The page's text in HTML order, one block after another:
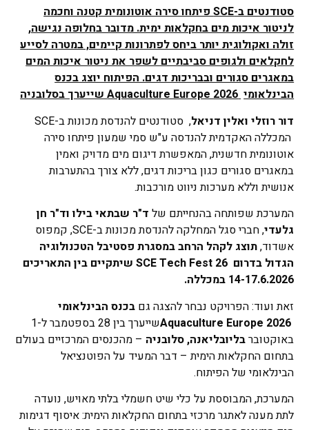
סטודנטים ב-SCEפיתחו סירה אוטונומית קטנה וחכמה
לניטור איכות מים בחקלאות ימית. מדובר בחלופה נגישה,
זולה ואקולוגית יותר ביחס לפתרונות קיימים, במטרה לסייע
לחקלאים ולגופים סביבתיים לשפר את ניטור איכות המים
במאגרים סגורים ובבריכות דגים. הפיתוח יוצג בכנס
הבינלאומי Aquaculture Europe 2026שייערך בסלובניה
דור רוזלי ואלין דניאל
, סטודנטים להנדסת מכונות ב-SCE
המכללה האקדמית להנדסה ע"ש סמי שמעון פיתחו סירה
אוטונומית חדשנית, המאפשרת דיגום מים מדויק ואמין
במאגרים סגורים כגון בריכות דגים, ללא צורך בהתערבות
אנושית וללא מערכות ניווט מורכבות.
המערכת שפותחה בהנחייתם של ד"ר שבתאי בילו וד"ר חן
גלעדי
, חברי סגל המחלקה להנדסת מכונות ב-SCE, קמפוס
אשדוד,תוצג לקהל הרחב במסגרת פסטיבל הטכנולוגיה
הגדול בדרום SCE Tech Fest 26שיתקיים בין התאריכים
14-17.6.2026 במכללה.
זאת ועוד: הפרויקט נבחר להצגה גם בכנס הבינלאומי
Aquaculture Europe 2026
שייערך בין 28 בספטמבר ל-1
באוקטוברבליובליאנה, סלובניה – מהכנסים המרכזיים בעולם
בתחום החקלאות הימית – דבר המעיד על הפוטנציאל
הבינלאומי של הפיתוח.
המערכת, המבוססת על כלי שיט חשמלי בלתי מאויש, נועדה
לתת מענה לאתגר מרכזי בתחום החקלאות הימית: איסוף דגימות